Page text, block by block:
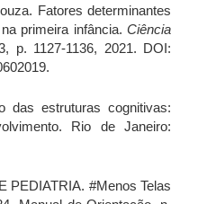
Fatores determinantes
primeira infância. Ciência
p. 1127-1136, 2021. DOI:
das estruturas cognitivas:
Rio de Janeiro:
PEDIATRIA. #Menos Telas